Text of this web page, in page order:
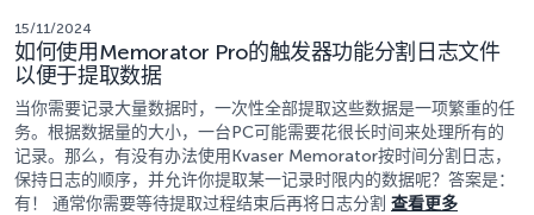
15/11/2024
如何使用Memorator Pro的触发器功能分割日志文件
以便于提取数据
当你需要记录大量数据时，一次性全部提取这些数据是一项繁重的任
务。根据数据量的大小，一台PC可能需要花很长时间来处理所有的
记录。那么，有没有办法使用Kvaser Memorator按时间分割日志，
保持日志的顺序，并允许你提取某一记录时限内的数据呢？答案是：
有！ 通常你需要等待提取过程结束后再将日志分割 查看更多